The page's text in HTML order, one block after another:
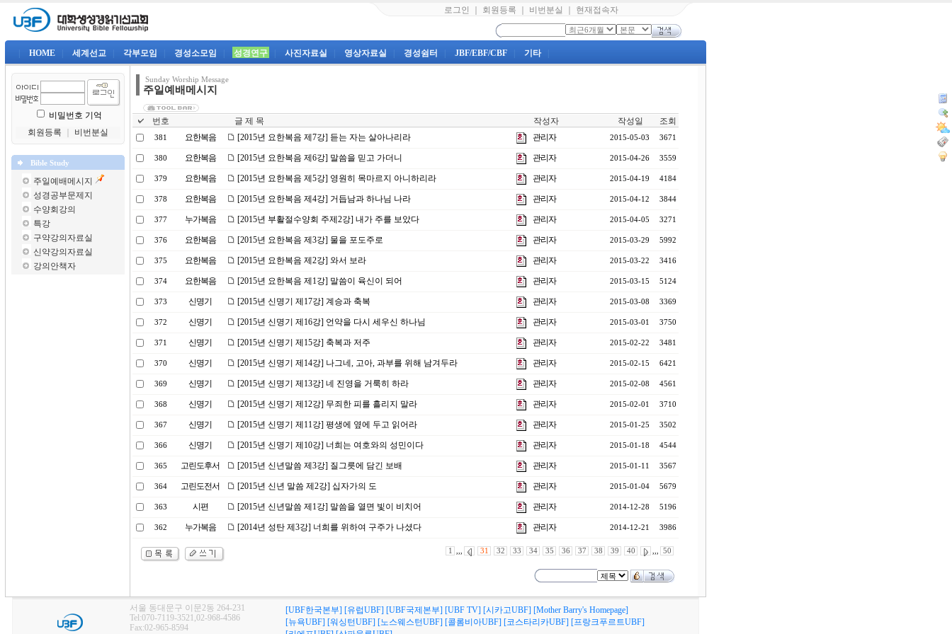
로그인 회원등록 비번분실 현재접속자
HOME 세계선교 각부모임 경성소모임 성경연구 사진자료실 영상자료실 경성쉼터 JBF/EBF/CBF 기타
비밀번호 기억
회원등록
비번분실
Bible Study
주일예배메시지
성경공부문제지
수양회강의
특강
구약강의자료실
신약강의자료실
강의안책자
Sunday Worship Message
주일예배메시지
번호 글 제 목 작성자 작성일 조회
381 요한복음 [2015년 요한복음 제7강] 듣는 자는 살아나리라 관리자 2015-05-03 3671
380 요한복음 [2015년 요한복음 제6강] 말씀을 믿고 가더니 관리자 2015-04-26 3559
379 요한복음 [2015년 요한복음 제5강] 영원히 목마르지 아니하리라 관리자 2015-04-19 4184
378 요한복음 [2015년 요한복음 제4강] 거듭남과 하나님 나라 관리자 2015-04-12 3844
377 누가복음 [2015년 부활절수양회 주제2강] 내가 주를 보았다 관리자 2015-04-05 3271
376 요한복음 [2015년 요한복음 제3강] 물을 포도주로 관리자 2015-03-29 5992
375 요한복음 [2015년 요한복음 제2강] 와서 보라 관리자 2015-03-22 3416
374 요한복음 [2015년 요한복음 제1강] 말씀이 육신이 되어 관리자 2015-03-15 5124
373 신명기 [2015년 신명기 제17강] 계승과 축복 관리자 2015-03-08 3369
372 신명기 [2015년 신명기 제16강] 언약을 다시 세우신 하나님 관리자 2015-03-01 3750
371 신명기 [2015년 신명기 제15강] 축복과 저주 관리자 2015-02-22 3481
370 신명기 [2015년 신명기 제14강] 나그네, 고아, 과부를 위해 남겨두라 관리자 2015-02-15 6421
369 신명기 [2015년 신명기 제13강] 네 진영을 거룩히 하라 관리자 2015-02-08 4561
368 신명기 [2015년 신명기 제12강] 무죄한 피를 흘리지 말라 관리자 2015-02-01 3710
367 신명기 [2015년 신명기 제11강] 평생에 옆에 두고 읽어라 관리자 2015-01-25 3502
366 신명기 [2015년 신명기 제10강] 너희는 여호와의 성민이다 관리자 2015-01-18 4544
365 고린도후서 [2015년 신년말씀 제3강] 질그릇에 담긴 보배 관리자 2015-01-11 3567
364 고린도전서 [2015년 신년 말씀 제2강] 십자가의 도 관리자 2015-01-04 5679
363 시편 [2015년 신년말씀 제1강] 말씀을 열면 빛이 비치어 관리자 2014-12-28 5196
362 누가복음 [2014년 성탄 제3강] 너희를 위하여 구주가 나셨다 관리자 2014-12-21 3986
1 ,,, 31 32 33 34 35 36 37 38 39 40 ,,, 50
서울 동대문구 이문2동 264-231
Tel:070-7119-3521,02-968-4586
Fax:02-965-8594
[UBF한국본부] [유럽UBF] [UBF국제본부] [UBF TV] [시카고UBF] [Mother Barry's Homepage]
[뉴욕UBF] [워싱턴UBF] [노스웨스턴UBF] [콜롬비아UBF] [코스타리카UBF] [프랑크푸르트UBF]